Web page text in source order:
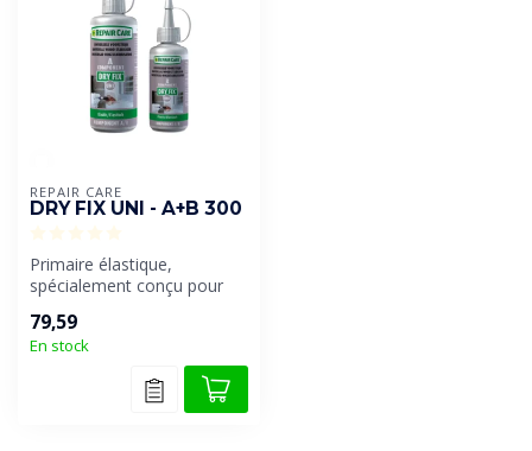
REPAIR CARE
DRY FIX UNI - A+B 300
Primaire élastique,
spécialement conçu pour
produi...
79,59
En stock